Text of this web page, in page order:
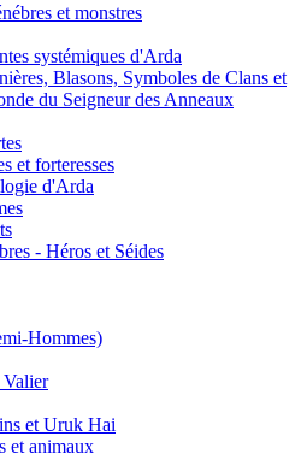
et monstres
systémiques d'Arda
Blasons, Symboles de Clans et
du Seigneur des Anneaux
et forteresses
d'Arda
- Héros et Séides
Hommes)
Valier
et Uruk Hai
et animaux